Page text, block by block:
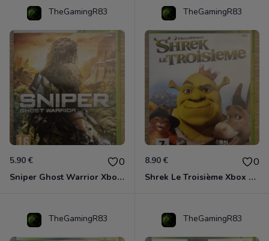
TheGamingR83
5.90 € 0
Sniper Ghost Warrior Xbox 360
TheGamingR83
8.90 € 0
Shrek Le Troisième Xbox 360
TheGamingR83 TheGamingR83